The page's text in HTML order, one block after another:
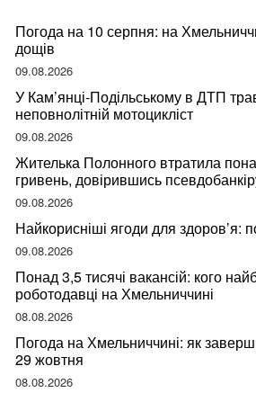
Погода на 10 серпня: на
дощів
09.08.2026
У Кам’янці-Подільському в ДТП
неповнолітній мотоцикліст
09.08.2026
Жителька Полонного втратила
гривень, довірившись
09.08.2026
Найкорисніші ягоди для здоров’я:
09.08.2026
Понад 3,5 тисячі вакансій: кого
роботодавці на Хмельниччині
08.08.2026
Погода на Хмельниччині: як
29 жовтня
08.08.2026